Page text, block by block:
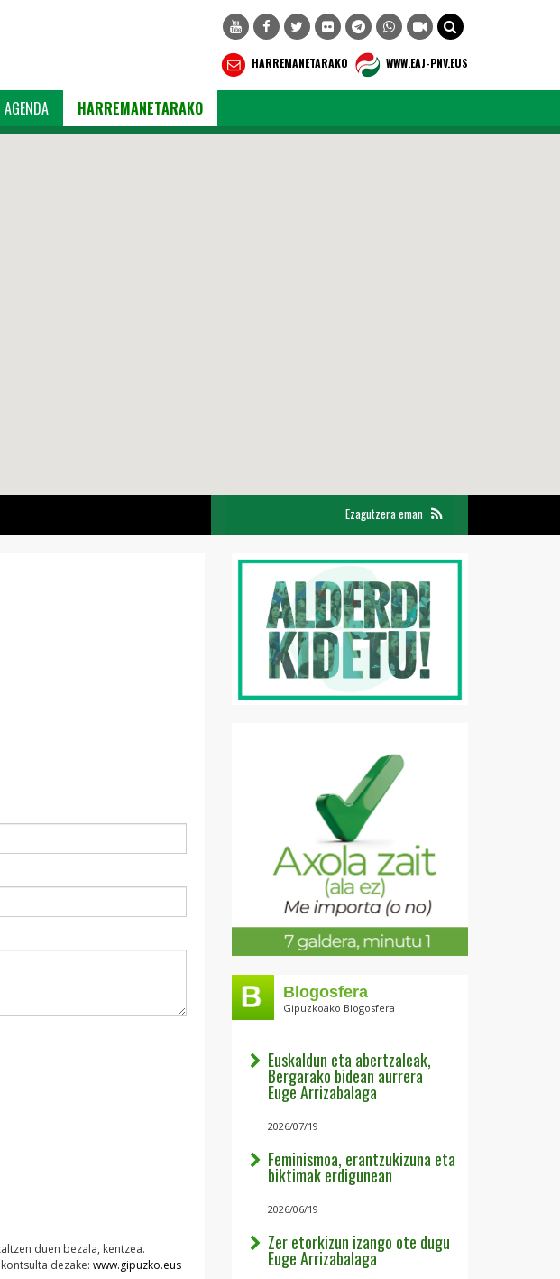
HARREMANETARAKO WWW.EAJ-PNV.EUS
AGENDA HARREMANETARAKO
Ezagutzera eman
duen bezala, kentzea.
dezake: www.gipuzko.eus
Blogosfera
Gipuzkoako Blogosfera
Euskaldun eta abertzaleak,
Bergarako bidean aurrera
Euge Arrizabalaga
2026/07/19
Feminismoa, erantzukizuna eta
biktimak erdigunean
2026/06/19
Zer etorkizun izango ote dugu
Euge Arrizabalaga